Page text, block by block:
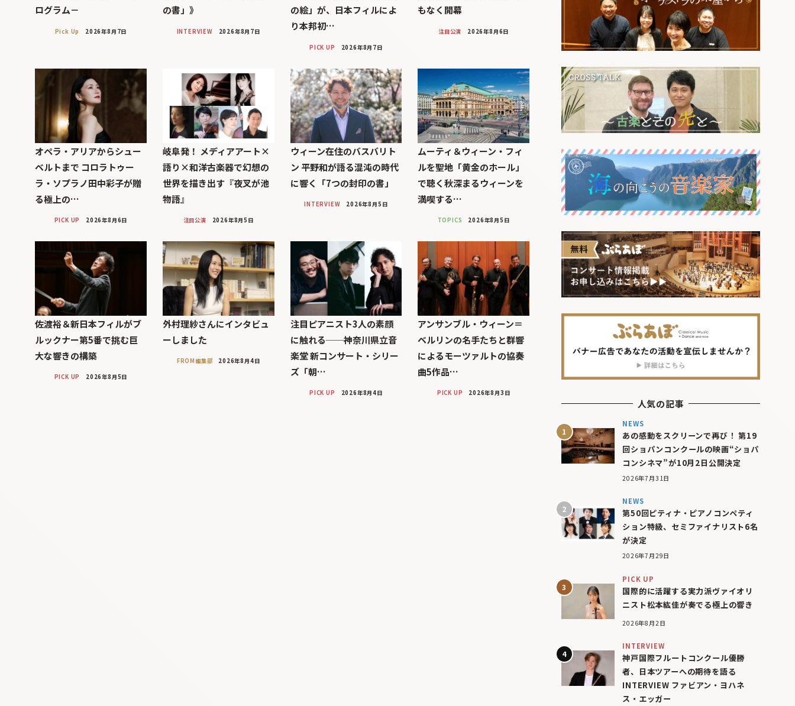
ログラム－
Pick Up 2026年8月7日
の書」》
INTERVIEW 2026年8月7日
の絵」が、日本フィルによ
り本邦初…
PICK UP 2026年8月7日
もなく開幕
注目公演 2026年8月6日
オペラ・アリアからシュー
ベルトまで コロラトゥー
ラ・ソプラノ田中彩子が贈
る極上の…
PICK UP 2026年8月6日
岐阜発！ メディアアート×
語り×和洋古楽器で幻想の
世界を描き出す『夜叉が池
物語』
注目公演 2026年8月5日
ウィーン在住のバスバリト
ン 平野和が語る混沌の時代
に響く「7つの封印の書」
INTERVIEW 2026年8月5日
ムーティ＆ウィーン・フィ
ルを聖地「黄金のホール」
で聴く秋深まるウィーンを
満喫する…
TOPICS 2026年8月5日
佐渡裕＆新日本フィルがブ
ルックナー第5番で挑む巨
大な響きの構築
PICK UP 2026年8月5日
外村理紗さんにインタビュ
ーしました
FROM編集部 2026年8月4日
注目ピアニスト3人の素顔
に触れる──神奈川県立音
楽堂 新コンサート・シリー
ズ「朝…
PICK UP 2026年8月4日
アンサンブル・ウィーン＝
ベルリンの名手たちと群響
によるモーツァルトの協奏
曲5作品…
PICK UP 2026年8月3日
人気の記事
NEWS
あの感動をスクリーンで再び！ 第19
回ショパンコンクールの映画“ショパ
コンシネマ”が10月2日公開決定
2026年7月31日
NEWS
第50回ピティナ・ピアノコンペティ
ション特級、セミファイナリスト6名
が決定
2026年7月29日
PICK UP
国際的に活躍する実力派ヴァイオリ
ニスト松本紘佳が奏でる極上の響き
2026年8月2日
INTERVIEW
神戸国際フルートコンクール優勝
者、日本ツアーへの期待を語る
INTERVIEW ファビアン・ヨハネ
ス・エッガー